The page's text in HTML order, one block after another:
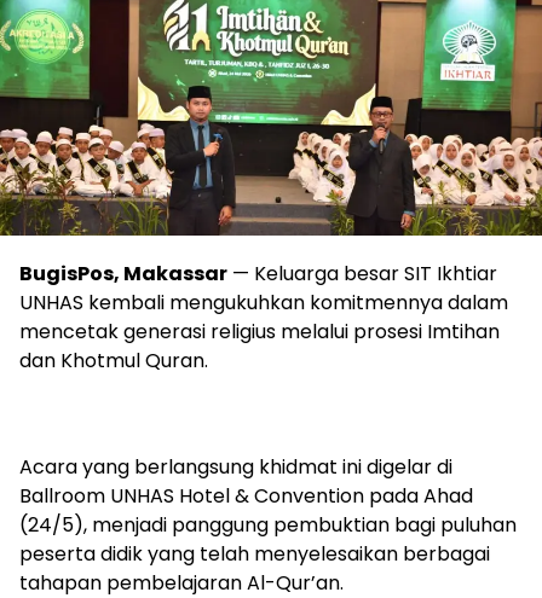
BugisPos, Makassar — Keluarga besar SIT Ikhtiar
UNHAS kembali mengukuhkan komitmennya dalam
mencetak generasi religius melalui prosesi Imtihan
dan Khotmul Quran.
Acara yang berlangsung khidmat ini digelar di
Ballroom UNHAS Hotel & Convention pada Ahad
(24/5), menjadi panggung pembuktian bagi puluhan
peserta didik yang telah menyelesaikan berbagai
tahapan pembelajaran Al-Qur’an.